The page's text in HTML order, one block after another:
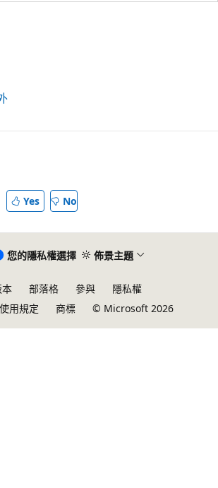
Yes No
您的隱私權選擇 佈景主題
部落格 參與
隱私權
使用規定 商標 © Microsoft 2026